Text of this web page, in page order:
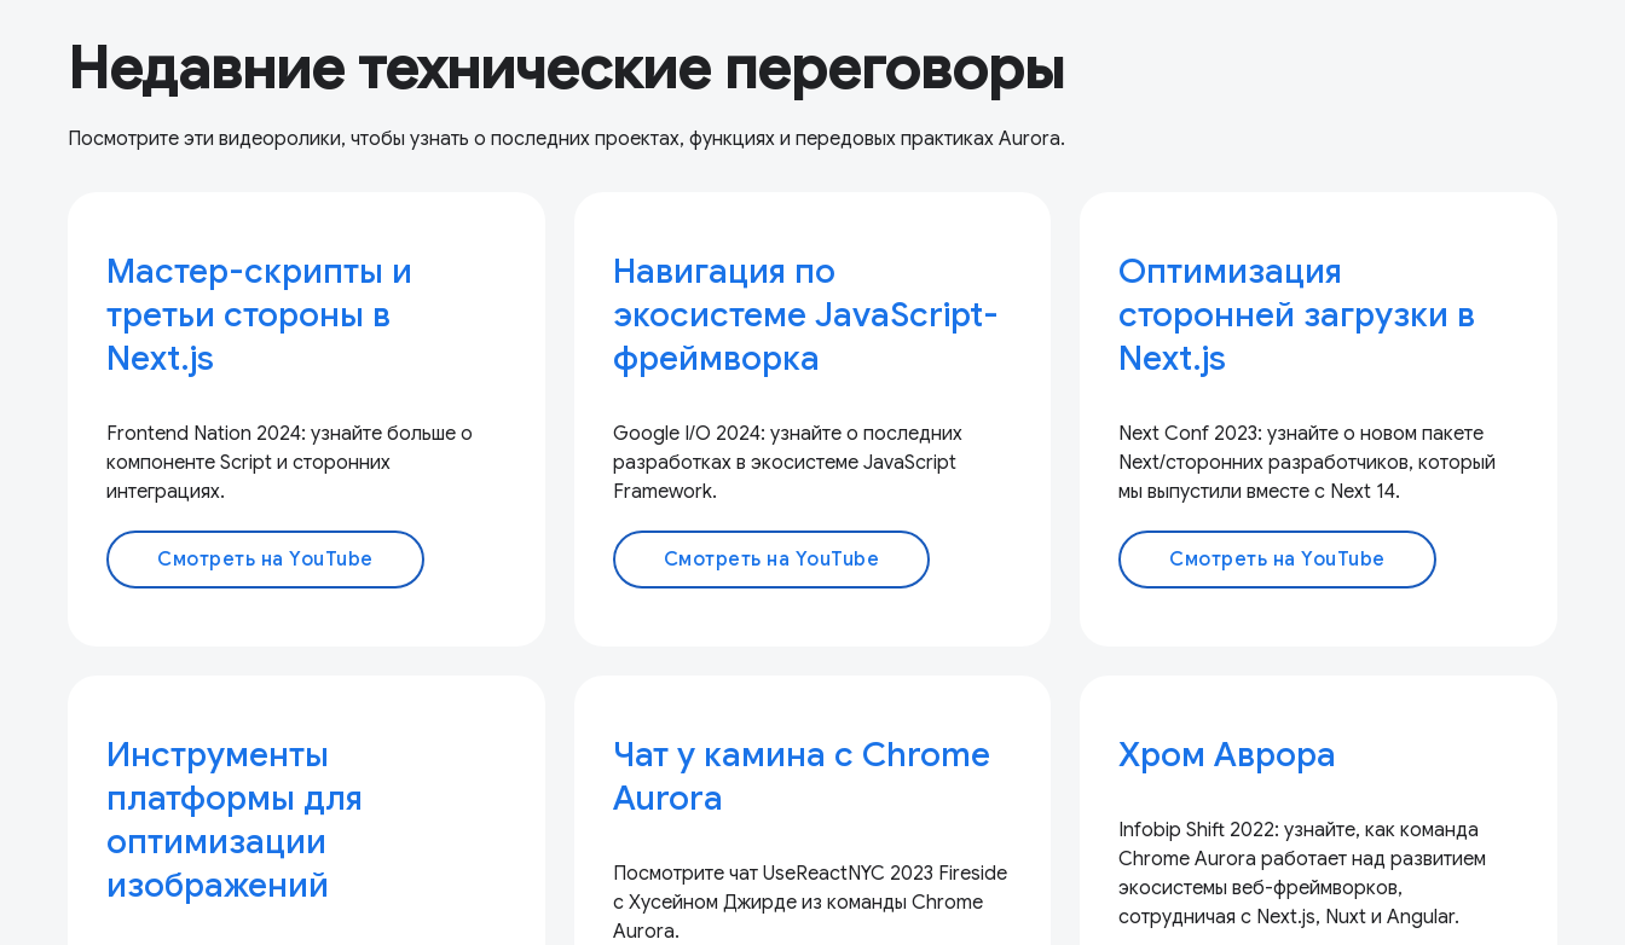
Недавние технические переговоры
Посмотрите эти видеоролики, чтобы узнать о последних проектах, функциях и передовых практиках Aurora.
Мастер-скрипты и
третьи стороны в
Next.js
Frontend Nation 2024: узнайте больше о
компоненте Script и сторонних
интеграциях.
Смотреть на YouTube
Навигация по
экосистеме JavaScript-
фреймворка
Google I/O 2024: узнайте о последних
разработках в экосистеме JavaScript
Framework.
Смотреть на YouTube
Оптимизация
сторонней загрузки в
Next.js
Next Conf 2023: узнайте о новом пакете
Next/сторонних разработчиков, который
мы выпустили вместе с Next 14.
Смотреть на YouTube
Инструменты
платформы для
оптимизации
изображений
Чат у камина с Chrome
Aurora
Посмотрите чат UseReactNYC 2023 Fireside
с Хусейном Джирде из команды Chrome
Aurora.
Хром Аврора
Infobip Shift 2022: узнайте, как команда
Chrome Aurora работает над развитием
экосистемы веб-фреймворков,
сотрудничая с Next.js, Nuxt и Angular.